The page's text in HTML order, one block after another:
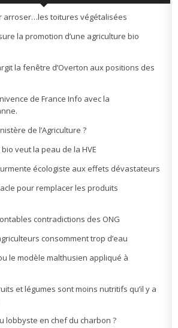
arroser…les toitures végétalisées
la promotion d’une agriculture bio
la fenêtre d’Overton aux positions des
de France Info avec la
de l’Agriculture ?
veut la peau de la HVE
écologiste aux effets dévastateurs
pour remplacer les produits
contradictions des ONG
consomment trop d’eau
le modèle malthusien appliqué à
et légumes sont moins nutritifs qu’il y a
lobbyste en chef du charbon ?